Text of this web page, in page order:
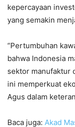
kepercayaan
yang semakin
“Pertumbuhan
bahwa Indonesia
sektor manufaktur
ini memperkuat
Agus dalam
Baca juga: Akad